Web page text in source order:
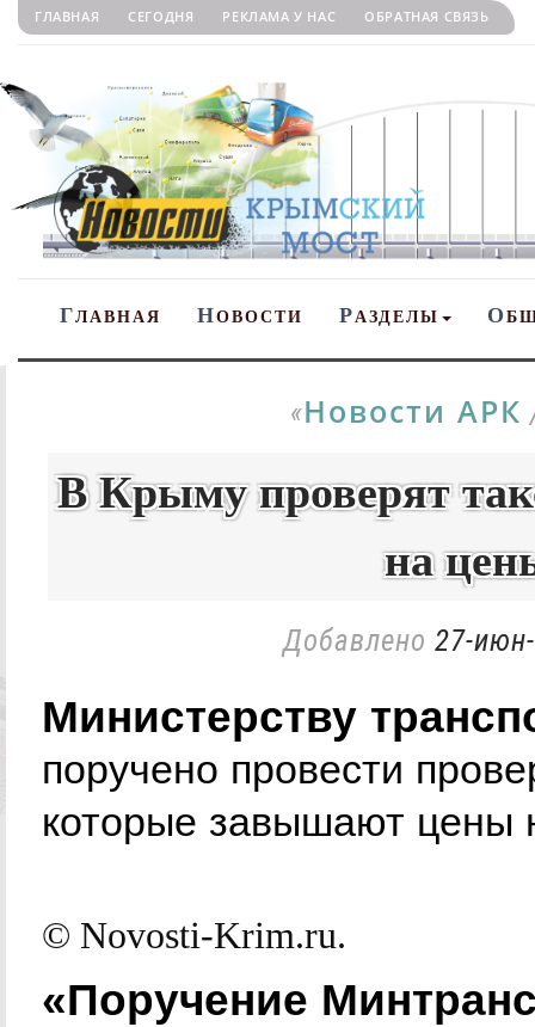
ГЛАВНАЯ СЕГОДНЯ РЕКЛАМА У НАС ОБРАТНАЯ СВЯЗЬ
ГЛАВНАЯ НОВОСТИ РАЗДЕЛЫ О
«Новости АРК
В Крыму проверят
на
Добавлено 27-
Министерству
поручено провести
которые завышают цены
© Novosti-Krim.ru.
«Поручение